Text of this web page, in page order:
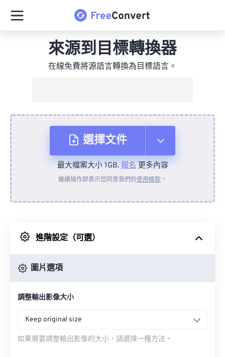
來源到目標轉換器
在線免費將源語言轉換為目標語言。
選擇文件
來自裝置
來自 Google 雲端硬碟
最大檔案大小 1GB.報名更多內容
繼續操作即表示您同意我們的使用條款 。
進階設定（可選）
圖片選項
調整輸出影像大小
Keep original size
如果需要調整輸出影像的大小，請選擇一種方法。